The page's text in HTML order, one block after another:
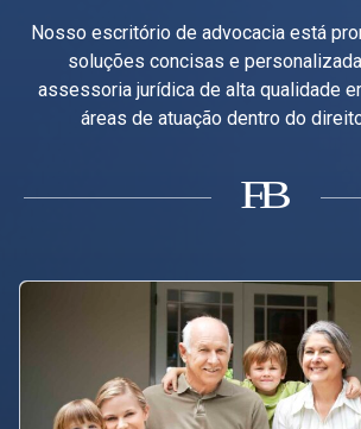
Nosso escritório de advocacia está
soluções concisas e
assessoria jurídica de alta qualidade
áreas de atuação dentro do
FB